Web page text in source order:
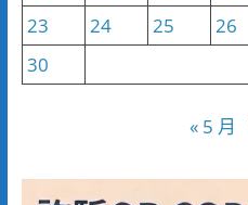
23
24 25 26
30
« 5 月